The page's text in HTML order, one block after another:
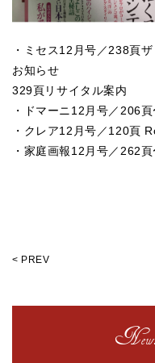
・ミセス12月号／238頁
お知らせ
329頁リサイタル案内
・ドマーニ12月号／206
・クレア12月号／120頁
・家庭画報12月号／262
< PREV